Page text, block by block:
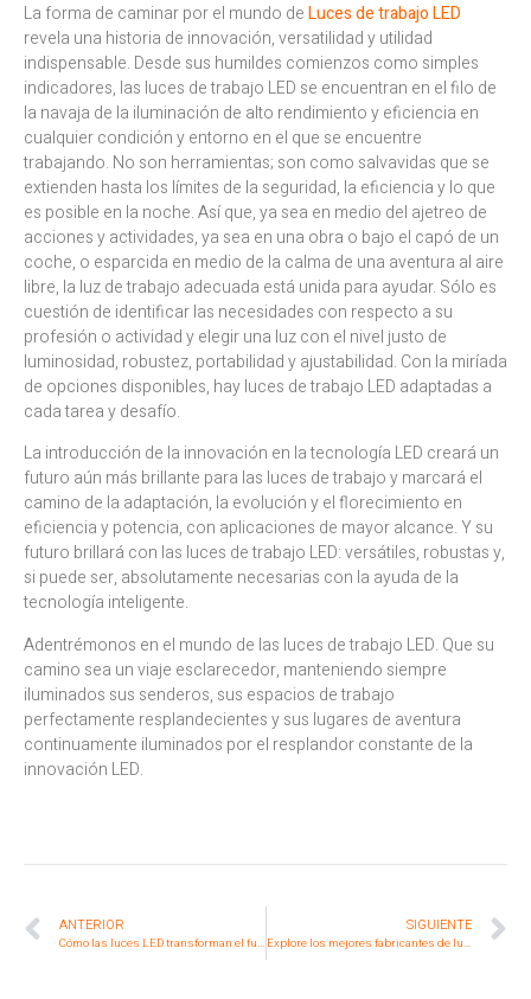
La forma de caminar por el mundo deLuces de trabajo LED
revela una historia de innovación, versatilidad y utilidad
indispensable. Desde sus humildes comienzos como simples
indicadores, las luces de trabajo LED se encuentran en el filo de
la navaja de la iluminación de alto rendimiento y eficiencia en
cualquier condición y entorno en el que se encuentre
trabajando. No son herramientas; son como salvavidas que se
extienden hasta los límites de la seguridad, la eficiencia y lo que
es posible en la noche. Así que, ya sea en medio del ajetreo de
acciones y actividades, ya sea en una obra o bajo el capó de un
coche, o esparcida en medio de la calma de una aventura al aire
libre, la luz de trabajo adecuada está unida para ayudar. Sólo es
cuestión de identificar las necesidades con respecto a su
profesión o actividad y elegir una luz con el nivel justo de
luminosidad, robustez, portabilidad y ajustabilidad. Con la miríada
de opciones disponibles, hay luces de trabajo LED adaptadas a
cada tarea y desafío.
La introducción de la innovación en la tecnología LED creará un
futuro aún más brillante para las luces de trabajo y marcará el
camino de la adaptación, la evolución y el florecimiento en
eficiencia y potencia, con aplicaciones de mayor alcance. Y su
futuro brillará con las luces de trabajo LED: versátiles, robustas y,
si puede ser, absolutamente necesarias con la ayuda de la
tecnología inteligente.
Adentrémonos en el mundo de las luces de trabajo LED. Que su
camino sea un viaje esclarecedor, manteniendo siempre
iluminados sus senderos, sus espacios de trabajo
perfectamente resplandecientes y sus lugares de aventura
continuamente iluminados por el resplandor constante de la
innovación LED.
ANTERIOR
Cómo las luces LED transforman el funcionamiento de las carretillas elevadoras
SIGUIENTE
Explore los mejores fabricantes de luces LED para tractores de Estados Unidos